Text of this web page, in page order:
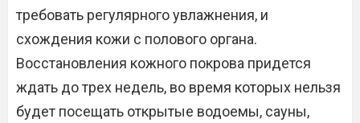
требовать регулярного увлажнения, и
схождения кожи с полового органа.
Восстановления кожного покрова придется
ждать до трех недель, во время которых нельзя
будет посещать открытые водоемы, сауны,